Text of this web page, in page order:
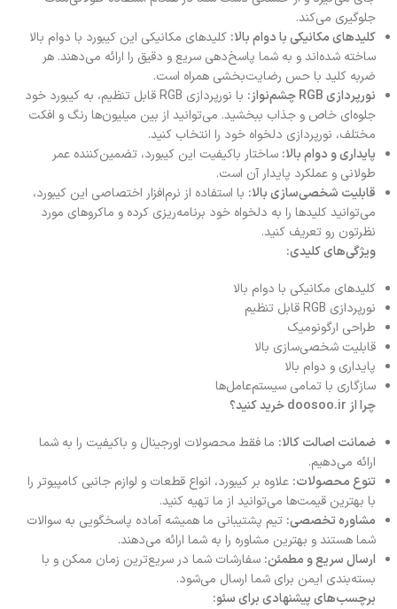
جلوگیری می‌کند.
کلیدهای مکانیکی با دوام بالا: کلیدهای مکانیکی این کیبورد با دوام بالا
ساخته شده‌اند و به شما پاسخ‌دهی سریع و دقیق را ارائه می‌دهند. هر
ضربه کلید با حس رضایت‌بخشی همراه است.
نورپردازی
چشم‌نواز:
با نورپردازی RGB قابل تنظیم، به کیبورد خود
جلوه‌ای خاص و جذاب ببخشید. می‌توانید از بین میلیون‌ها رنگ و افکت
مختلف، نورپردازی دلخواه خود را انتخاب کنید.
پایداری و دوام بالا: ساختار باکیفیت این کیبورد، تضمین‌کننده عمر
طولانی و عملکرد پایدار آن است.
قابلیت شخصی‌سازی بالا: با استفاده از نرم‌افزار اختصاصی این کیبورد،
می‌توانید کلیدها را به دلخواه خود برنامه‌ریزی کرده و ماکروهای مورد
نظرتون رو تعریف کنید.
ویژگی‌های کلیدی:
کلیدهای مکانیکی با دوام بالا
نورپردازی RGB قابل تنظیم
طراحی ارگونومیک
قابلیت شخصی‌سازی بالا
پایداری و دوام بالا
سازگاری با تمامی سیستم‌عامل‌ها
چرا از
خرید کنید؟
ضمانت اصالت کالا: ما فقط محصولات اورجینال و باکیفیت را به شما
ارائه می‌دهیم.
تنوع محصولات: علاوه بر کیبورد، انواع قطعات و لوازم جانبی کامپیوتر را
با بهترین قیمت‌ها می‌توانید از ما تهیه کنید.
مشاوره تخصصی: تیم پشتیبانی ما همیشه آماده پاسخگویی به سوالات
شما هستند و بهترین مشاوره را به شما ارائه می‌دهند.
ارسال سریع و مطمئن: سفارشات شما در سریع‌ترین زمان ممکن و با
بسته‌بندی ایمن برای شما ارسال می‌شود.
برچسب‌های پیشنهادی برای سئو: